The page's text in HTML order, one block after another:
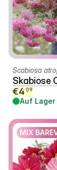
Scabiosa
Skabiose
€4 09
Auf Lager
MIX